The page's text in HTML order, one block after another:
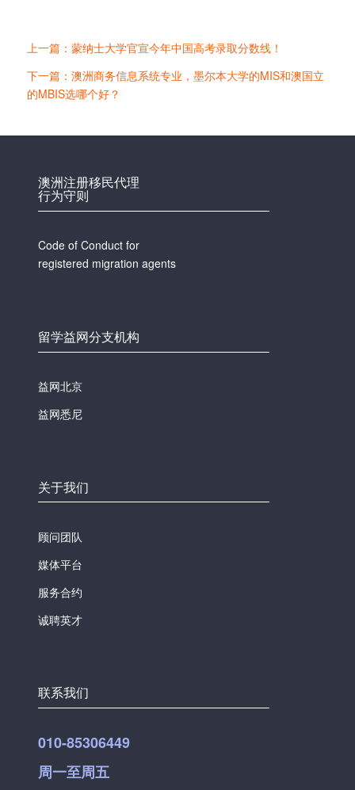
上一篇：蒙纳士大学官宣今年中国高考录取分数线！
下一篇：澳洲商务信息系统专业，墨尔本大学的MIS和澳国立
的MBIS选哪个好？
澳洲注册移民代理
行为守则
Code of Conduct for
registered migration agents
留学益网分支机构
益网北京
益网悉尼
关于我们
顾问团队
媒体平台
服务合约
诚聘英才
联系我们
010-85306449
周一至周五